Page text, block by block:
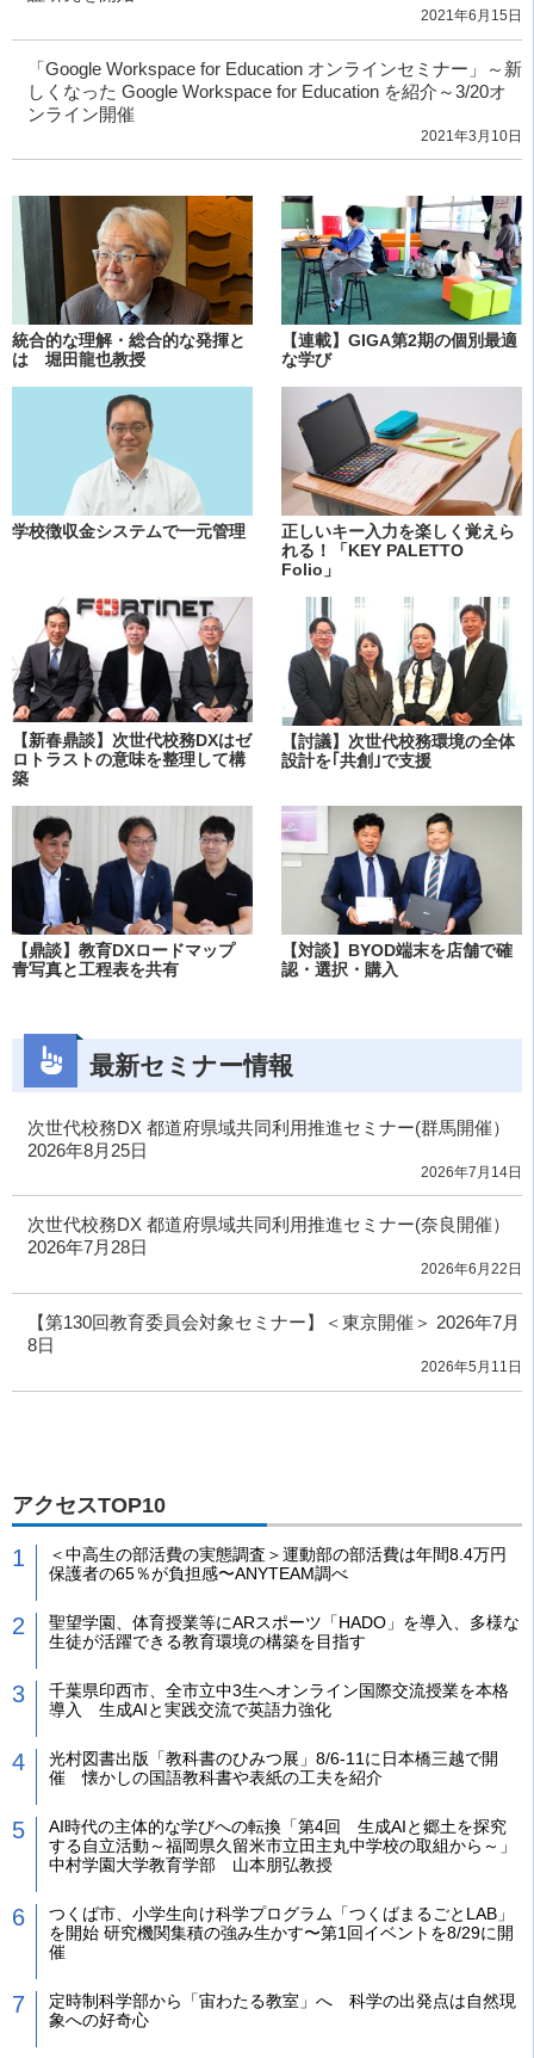
2021年6月15日
「Google Workspace for Education オンラインセミナー」～新
しくなった Google Workspace for Education を紹介～3/20オ
ンライン開催
2021年3月10日
統合的な理解・総合的な発揮と
は 堀田龍也教授
【連載】GIGA第2期の個別最適
な学び
学校徴収金システムで一元管理
正しいキー入力を楽しく覚えら
れる！「KEY PALETTO
Folio」
【新春鼎談】次世代校務DXはゼ
ロトラストの意味を整理して構
築
【討議】次世代校務環境の全体
設計を｢共創｣で支援
【鼎談】教育DXロードマップ
青写真と工程表を共有
【対談】BYOD端末を店舗で確
認・選択・購入
最新セミナー情報
次世代校務DX 都道府県域共同利用推進セミナー(群馬開催）
2026年8月25日
2026年7月14日
次世代校務DX 都道府県域共同利用推進セミナー(奈良開催）
2026年7月28日
2026年6月22日
【第130回教育委員会対象セミナー】＜東京開催＞ 2026年7月
8日
2026年5月11日
アクセスTOP10
＜中高生の部活費の実態調査＞運動部の部活費は年間8.4万円
保護者の65％が負担感〜ANYTEAM調べ
聖望学園、体育授業等にARスポーツ「HADO」を導入、多様な
生徒が活躍できる教育環境の構築を目指す
千葉県印西市、全市立中3生へオンライン国際交流授業を本格
導入 生成AIと実践交流で英語力強化
光村図書出版「教科書のひみつ展」8/6-11に日本橋三越で開
催 懐かしの国語教科書や表紙の工夫を紹介
AI時代の主体的な学びへの転換「第4回 生成AIと郷土を探究
する自立活動～福岡県久留米市立田主丸中学校の取組から～」
中村学園大学教育学部 山本朋弘教授
つくば市、小学生向け科学プログラム「つくばまるごとLAB」
を開始 研究機関集積の強み生かす〜第1回イベントを8/29に開
催
定時制科学部から「宙わたる教室」へ 科学の出発点は自然現
象への好奇心